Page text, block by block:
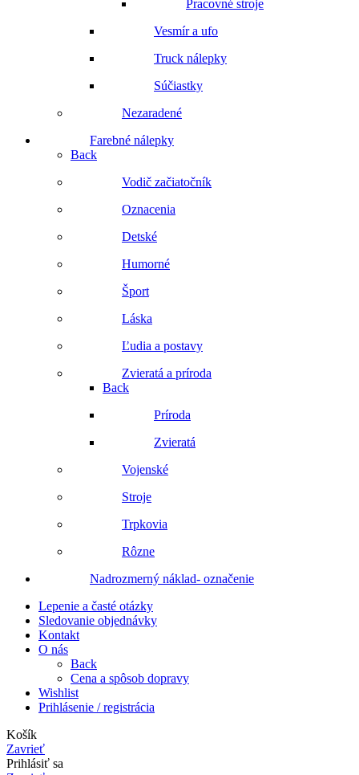
Pracovné stroje
Vesmír a ufo
Truck nálepky
Súčiastky
Nezaradené
Farebné nálepky
Back
Vodič začiatočník
Oznacenia
Detské
Humorné
Šport
Láska
Ľudia a postavy
Zvieratá a príroda
Back
Príroda
Zvieratá
Vojenské
Stroje
Trpkovia
Rôzne
Nadrozmerný náklad- označenie
Lepenie a časté otázky
Sledovanie objednávky
Kontakt
O nás
Back
Cena a spôsob dopravy
Wishlist
Prihlásenie / registrácia
Košík
Zavrieť
Prihlásiť sa